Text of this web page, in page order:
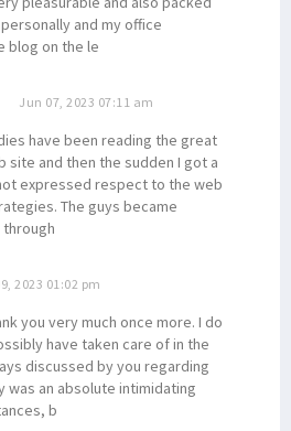
and my office
blog on the le
Jun 07, 2023 07:11 am
have been reading the great
site and then the sudden I got a
expressed respect to the web
The guys became
2023 01:02 pm
you very much once more. I do
have taken care of in the
discussed by you regarding
was an absolute intimidating
b